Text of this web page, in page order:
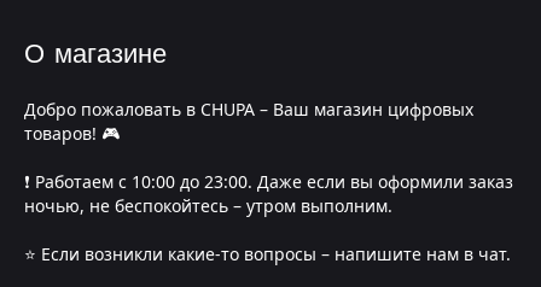
О магазине
Добро пожаловать в CHUPA – Ваш магазин цифровых
товаров! 🎮
❗️ Работаем с 10:00 до 23:00. Даже если вы оформили заказ
ночью, не беспокойтесь – утром выполним.
⭐️ Если возникли какие-то вопросы – напишите нам в чат.